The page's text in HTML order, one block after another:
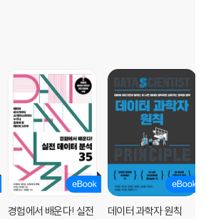
빗), 『데이터를 엮는 사람들, 데이터 과학자』
서로는 『파이썬을 활용한 베이지안 통계』
있으며 『실전
경험에서 배운다! 실전
데이터 과학자 원칙